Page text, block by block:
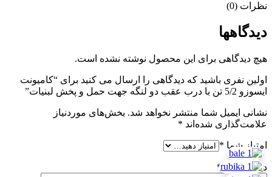
نظرات (0)
دیدگاهها
هیچ دیدگاهی برای این محصول نوشته نشده است.
اولین نفری باشید که دیدگاهی را ارسال می کنید برای “کامیونت
ایسوزو 5/2 تن با درب عقب دو لنگه جهت حمل و پخش لبنیات”
نشانی ایمیل شما منتشر نخواهد شد. بخش‌های موردنیاز
علامت‌گذاری شده‌اند *
امتیاز شما *
دیدگاه شما*